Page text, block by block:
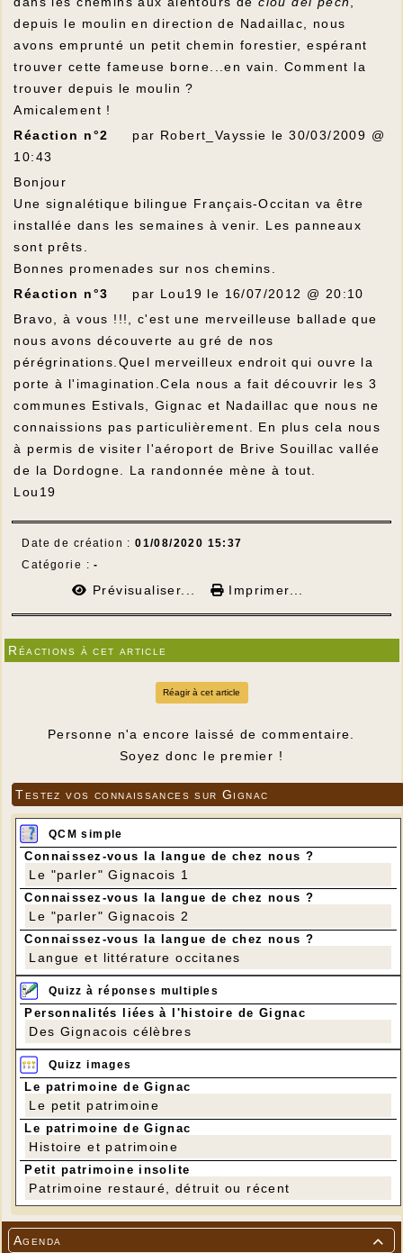

Agenda
depuis le moulin en direction de Nadaillac, nous
avons emprunté un petit chemin forestier, espérant
trouver cette fameuse borne...en vain. Comment la
trouver depuis le moulin ?
Amicalement !
Réaction n°2 par Robert_Vayssie le 30/03/2009 @
10:43
Bonjour
Une signalétique bilingue Français-Occitan va être
installée dans les semaines à venir. Les panneaux
sont prêts.
Bonnes promenades sur nos chemins.
Réaction n°3
par Lou19 le 16/07/2012 @ 20:10
Bravo, à vous !!!, c'est une merveilleuse ballade que
nous avons découverte au gré de nos
pérégrinations.Quel merveilleux endroit qui ouvre la
porte à l'imagination.Cela nous a fait découvrir les 3
communes Estivals, Gignac et Nadaillac que nous ne
connaissions pas particulièrement. En plus cela nous
à permis de visiter l'aéroport de Brive Souillac vallée
de la Dordogne. La randonnée mène à tout.
Lou19
Date de création :01/08/2020 15:37
Catégorie :-
Prévisualiser... Imprimer...
Réactions à cet article
Réagir à cet article
Personne n'a encore laissé de commentaire.
Soyez donc le premier !
Testez vos connaissances sur Gignac
QCM simple
Connaissez-vous la langue de chez nous ?
Le "parler" Gignacois 1
Connaissez-vous la langue de chez nous ?
Le "parler" Gignacois 2
Connaissez-vous la langue de chez nous ?
Langue et littérature occitanes
Quizz à réponses multiples
Personnalités liées à l'histoire de Gignac
Des Gignacois célèbres
Quizz images
Le patrimoine de Gignac
Le petit patrimoine
Le patrimoine de Gignac
Histoire et patrimoine
Petit patrimoine insolite
Patrimoine restauré, détruit ou récent